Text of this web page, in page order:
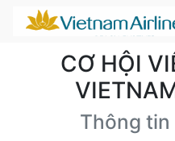
CƠ HỘI
Thông